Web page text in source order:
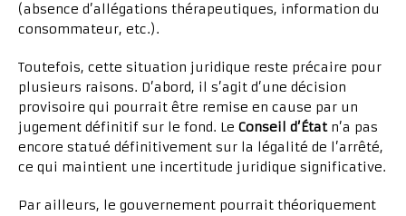
(absence d’allégations thérapeutiques, information du
consommateur, etc.).
Toutefois, cette situation juridique reste précaire pour
plusieurs raisons. D’abord, il s’agit d’une décision
provisoire qui pourrait être remise en cause par un
jugement définitif sur le fond. Le Conseil d’Étatn’a pas
encore statué définitivement sur la légalité de l’arrêté,
ce qui maintient une incertitude juridique significative.
Par ailleurs, le gouvernement pourrait théoriquement